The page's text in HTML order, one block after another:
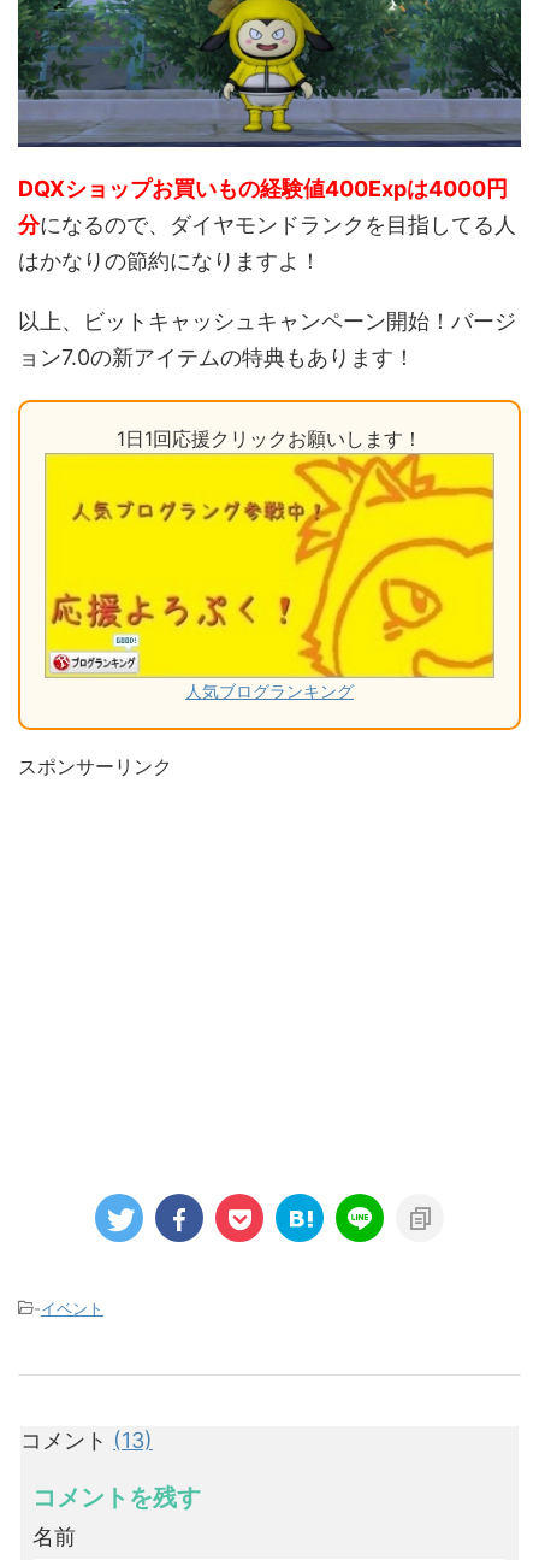
DQXショップお買いもの経験値400Expは4000円
分になるので、ダイヤモンドランクを目指してる人
はかなりの節約になりますよ！
以上、ビットキャッシュキャンペーン開始！バージ
ョン7.0の新アイテムの特典もあります！
1日1回応援クリックお願いします！
人気ブログランキング
スポンサーリンク
-イベント
コメント (13)
コメントを残す
名前